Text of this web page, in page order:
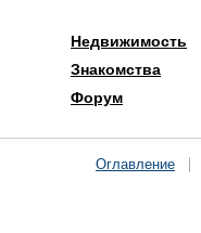
Недвижимость
Знакомства
Форум
Оглавление